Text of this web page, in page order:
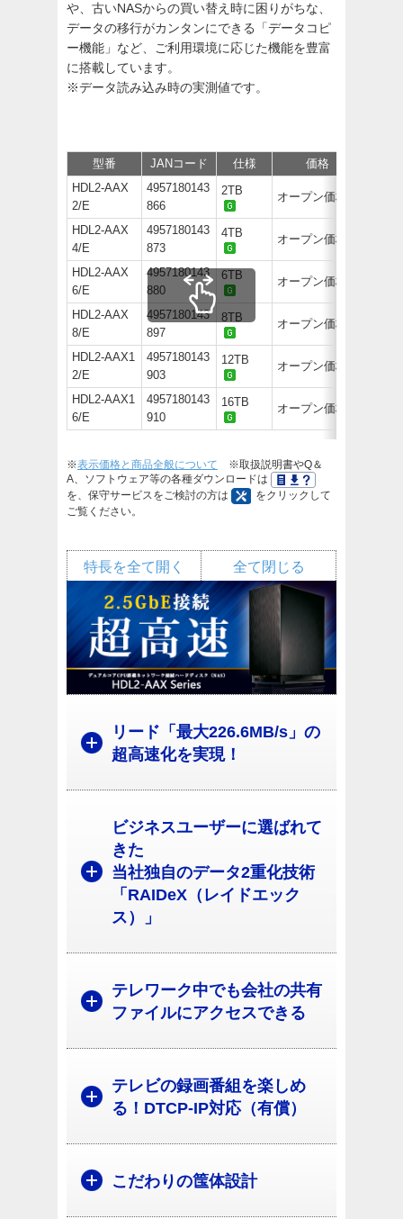
や、古いNASからの買い替え時に困りがちな、
データの移行がカンタンにできる「データコピ
ー機能」など、ご利用環境に応じた機能を豊富
に搭載しています。
※データ読み込み時の実測値です。
型番 JANコード 仕様 価格
HDL2-AAX
2/E
4957180143
866
2TB オープン価格
HDL2-AAX
4/E
4957180143
873
4TB オープン価格
HDL2-AAX
6/E
4957180143
880
6TB オープン価格
HDL2-AAX
8/E
4957180143
897
8TB オープン価格
HDL2-AAX1
2/E
4957180143
903
12TB オープン価格
HDL2-AAX1
6/E
4957180143
910
16TB オープン価格
※表示価格と商品全般について ※取扱説明書やQ＆
A、ソフトウェア等の各種ダウンロードは
を、保守サービスをご検討の方は
をクリックして
ご覧ください。
全て閉じる
特長を全て開く
リード「最大226.6MB/s」の
超高速化を実現！
ビジネスユーザーに選ばれて
きた
当社独自のデータ2重化技術
「RAIDeX（レイドエック
ス）」
テレワーク中でも会社の共有
ファイルにアクセスできる
テレビの録画番組を楽しめ
る！DTCP-IP対応（有償）
こだわりの筺体設計